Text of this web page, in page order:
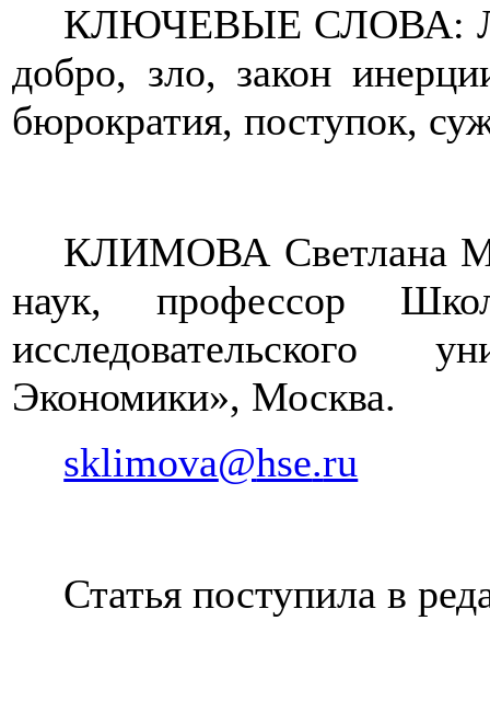
КЛЮЧЕВЫЕ СЛОВА:
добро, зло, закон
бюрократия, поступок,
КЛИМОВА Светлана
наук, профессор
исследовательского
Экономики», Москва.
sklimova@hse.ru
Статья поступила в